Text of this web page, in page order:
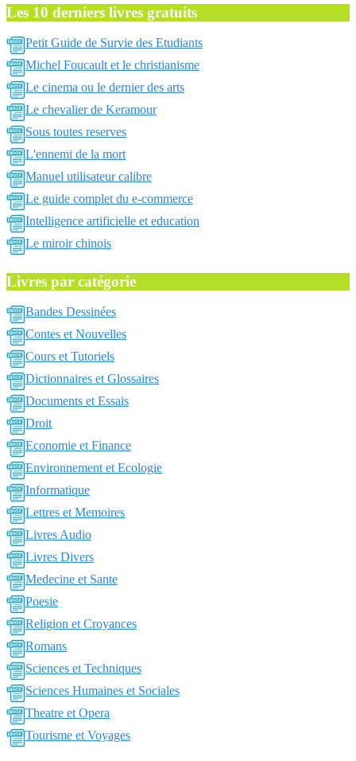
Les 10 derniers livres gratuits
Petit Guide de Survie des Etudiants
Michel Foucault et le christianisme
Le cinema ou le dernier des arts
Le chevalier de Keramour
Sous toutes reserves
L'ennemi de la mort
Manuel utilisateur calibre
Le guide complet du e-commerce
Intelligence artificielle et education
Le miroir chinois
Livres par catégorie
Bandes Dessinées
Contes et Nouvelles
Cours et Tutoriels
Dictionnaires et Glossaires
Documents et Essais
Droit
Economie et Finance
Environnement et Ecologie
Informatique
Lettres et Memoires
Livres Audio
Livres Divers
Medecine et Sante
Poesie
Religion et Croyances
Romans
Sciences et Techniques
Sciences Humaines et Sociales
Theatre et Opera
Tourisme et Voyages